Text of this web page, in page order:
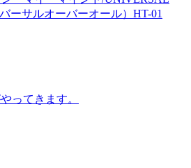
ーサルオーバーオール）HT-01
ってきます。